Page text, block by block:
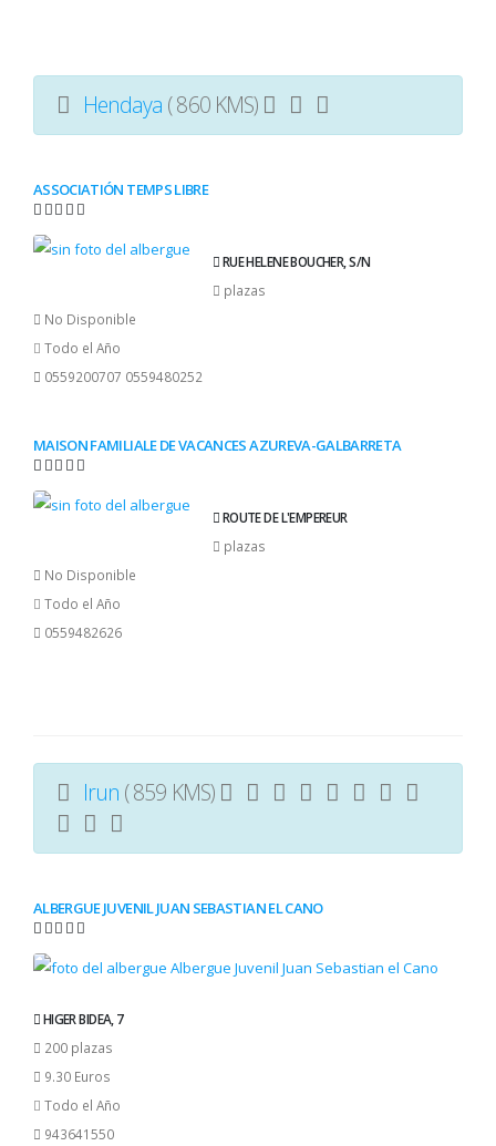
Hendaya ( 860 KMS)
ASSOCIATIÓN TEMPS LIBRE
RUE HELENE BOUCHER, S/N
plazas
No Disponible
Todo el Año
0559200707 0559480252
MAISON FAMILIALE DE VACANCES AZUREVA-GALBARRETA
ROUTE DE L'EMPEREUR
plazas
No Disponible
Todo el Año
0559482626
Irun ( 859 KMS)
ALBERGUE JUVENIL JUAN SEBASTIAN EL CANO
HIGER BIDEA, 7
200 plazas
9.30 Euros
Todo el Año
943641550